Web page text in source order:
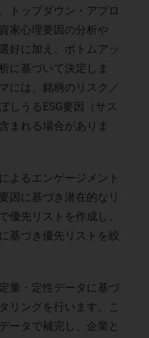
トップダウン・アプロ
家心理要因の分析や
好に加え、ボトムアッ
に基づいて決定しま
には、銘柄のリスク／
しうるESG要因（サス
まれる場合がありま
よるエンゲージメント
因に基づき潜在的なリ
優先リストを作成し、
基づき優先リストを絞
量・定性データに基づ
リングを行います。こ
ータで補完し、企業と